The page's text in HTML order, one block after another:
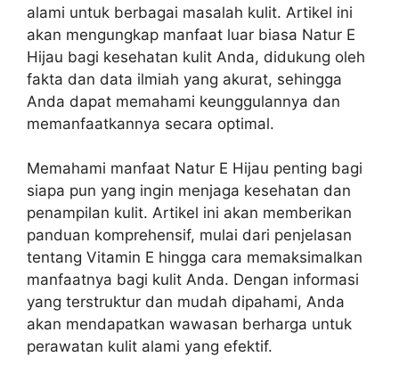
alami untuk berbagai masalah kulit. Artikel ini
akan mengungkap manfaat luar biasa Natur E
Hijau bagi kesehatan kulit Anda, didukung oleh
fakta dan data ilmiah yang akurat, sehingga
Anda dapat memahami keunggulannya dan
memanfaatkannya secara optimal.
Memahami manfaat Natur E Hijau penting bagi
siapa pun yang ingin menjaga kesehatan dan
penampilan kulit. Artikel ini akan memberikan
panduan komprehensif, mulai dari penjelasan
tentang Vitamin E hingga cara memaksimalkan
manfaatnya bagi kulit Anda. Dengan informasi
yang terstruktur dan mudah dipahami, Anda
akan mendapatkan wawasan berharga untuk
perawatan kulit alami yang efektif.